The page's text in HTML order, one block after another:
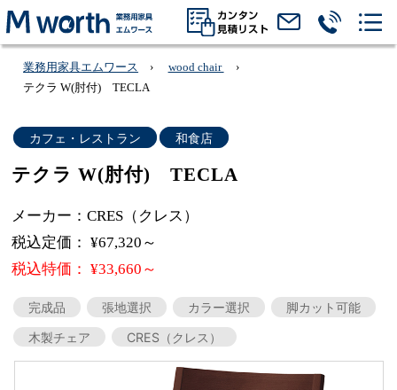
業務用家具エムワース
wood chair
テクラ W(肘付) TECLA
カフェ・レストラン 和食店
テクラ W(肘付) TECLA
メーカー：CRES（クレス）
税込定価： ¥67,320～
税込特価： ¥33,660～
完成品 張地選択 カラー選択
脚カット可能
木製チェア
CRES（クレス）